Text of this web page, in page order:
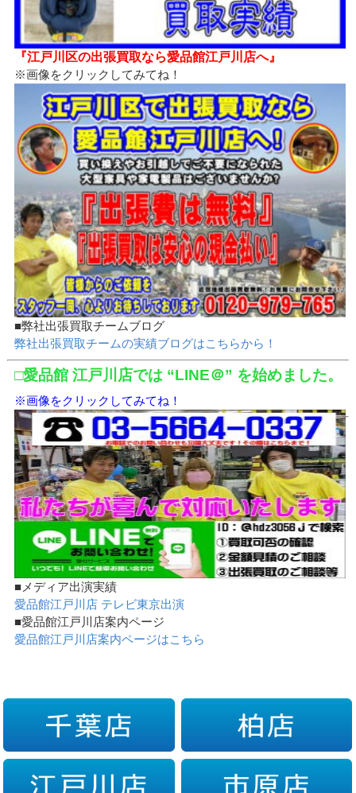
『江戸川区の出張買取なら愛品館江戸川店へ』
※画像をクリックしてみてね！
■弊社出張買取チームブログ
弊社出張買取チームの実績ブログはこちらから！
□愛品館 江戸川店では “LINE＠” を始めました。
※画像をクリックしてみてね！
■メディア出演実績
愛品館江戸川店 テレビ東京出演
■愛品館江戸川店案内ページ
愛品館江戸川店案内ページはこちら